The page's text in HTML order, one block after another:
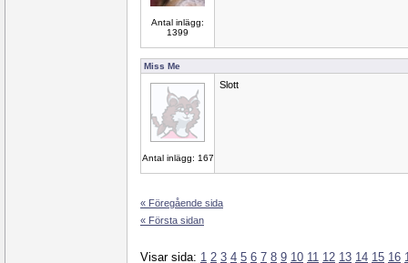
Antal inlägg:
1399
Miss Me
Antal inlägg: 167
Slott
« Föregående sida
« Första sidan
Visar sida: 1 2 3 4 5 6 7 8 9 10 11 12 13 14 15 16